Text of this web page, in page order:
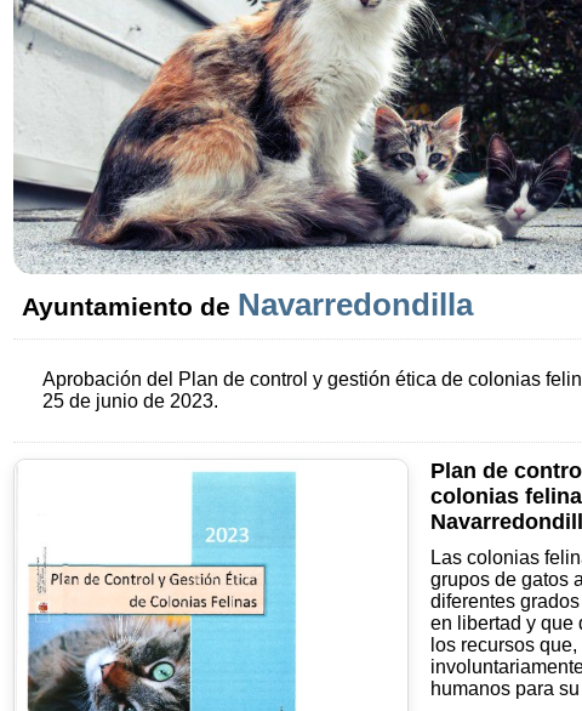
Ayuntamiento de Navarredondilla
Aprobación del Plan de control y gestión ética de colonias
25 de junio de 2023.
Plan de
colonias
Las colonias
grupos de gatos
diferentes
en libertad y que
los recursos
humanos para